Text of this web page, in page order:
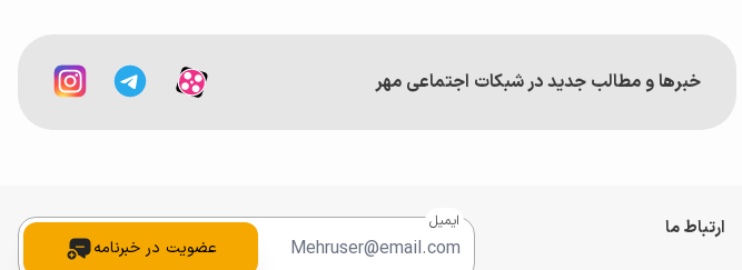
خبر‌ها و مطالب جدید در شبکات اجتماعی مهر
ارتباط ما ایمیل
عضویت در خبرنامه